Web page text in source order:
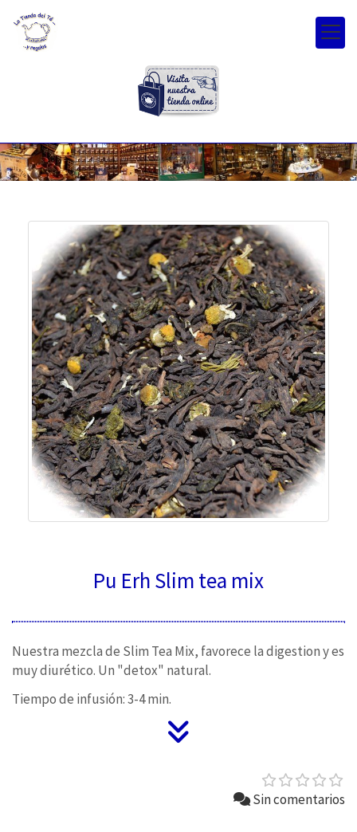
Pu Erh Slim tea mix
Nuestra mezcla de Slim Tea Mix, favorece la digestion y es
muy diurético. Un "detox" natural.
Tiempo de infusión: 3-4 min.
Sin comentarios